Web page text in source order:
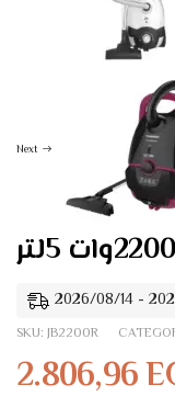
Next
SKU: JB2200R
2.806,96